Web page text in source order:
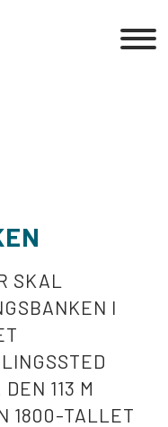
SKAL
I
113 M
1800-TALLET